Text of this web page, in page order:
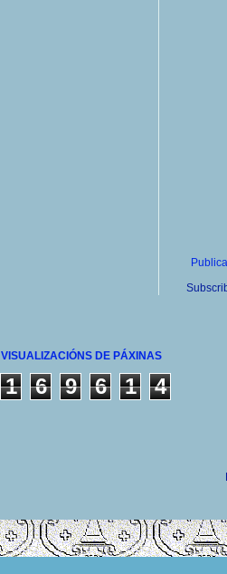
VISUALIZACIÓNS DE PÁXINAS
1 6 9 6 1 4